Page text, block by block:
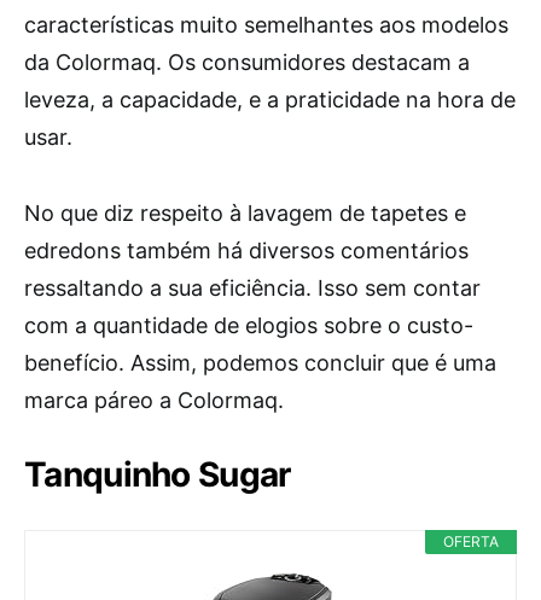
características muito semelhantes aos modelos
da Colormaq. Os consumidores destacam a
leveza, a capacidade, e a praticidade na hora de
usar.
No que diz respeito à lavagem de tapetes e
edredons também há diversos comentários
ressaltando a sua eficiência. Isso sem contar
com a quantidade de elogios sobre o custo-
benefício. Assim, podemos concluir que é uma
marca páreo a Colormaq.
Tanquinho Sugar
OFERTA